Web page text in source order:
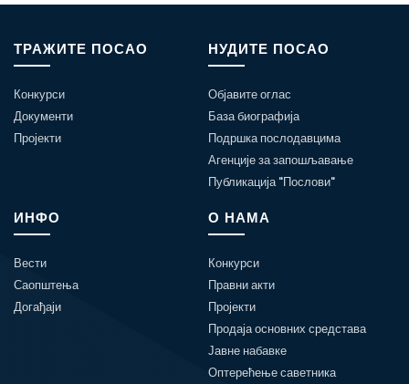
ТРАЖИТЕ ПОСАО
Конкурси
Документи
Пројекти
НУДИТЕ ПОСАО
Објавите оглас
База биографија
Подршка послодавцима
Агенције за запошљавање
Публикација "Послови"
ИНФО
Вести
Саопштења
Догађаји
О НАМА
Конкурси
Правни акти
Пројекти
Продаја основних средстава
Јавне набавке
Оптерећење саветника